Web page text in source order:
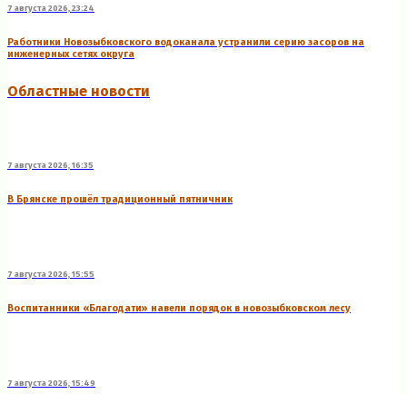
7 августа 2026, 23:24
Работники Новозыбковского водоканала устранили серию засоров на
инженерных сетях округа
Областные новости
7 августа 2026, 16:35
В Брянске прошёл традиционный пятничник
7 августа 2026, 15:55
Воспитанники «Благодати» навели порядок в новозыбковском лесу
7 августа 2026, 15:49